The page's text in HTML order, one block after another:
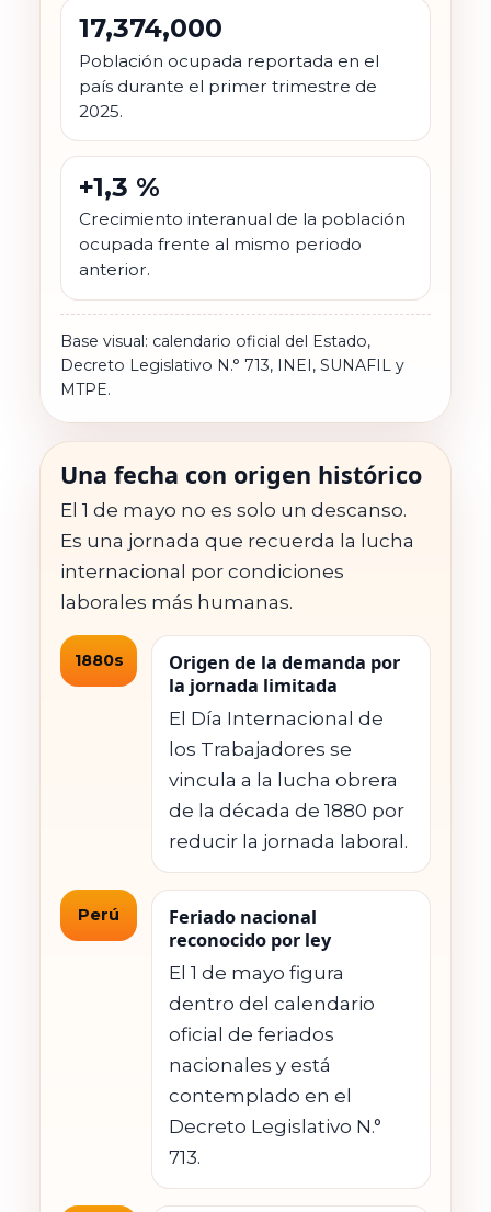
17,374,000
Población ocupada reportada en el
país durante el primer trimestre de
2025.
+1,3 %
Crecimiento interanual de la población
ocupada frente al mismo periodo
anterior.
Base visual: calendario oficial del Estado,
Decreto Legislativo N.° 713, INEI, SUNAFIL y
MTPE.
Una fecha con origen histórico
El 1 de mayo no es solo un descanso.
Es una jornada que recuerda la lucha
internacional por condiciones
laborales más humanas.
1880s
Origen de la demanda por
la jornada limitada
El Día Internacional de
los Trabajadores se
vincula a la lucha obrera
de la década de 1880 por
reducir la jornada laboral.
Perú
Feriado nacional
reconocido por ley
El 1 de mayo figura
dentro del calendario
oficial de feriados
nacionales y está
contemplado en el
Decreto Legislativo N.°
713.